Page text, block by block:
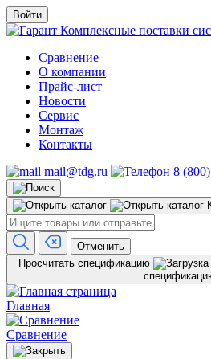
Войти
Комплексные поставки
Сравнение
О компании
Прайс-лист
Новости
Сервис
Монтаж
Контакты
mail@tdg.ru
8
Отменить
Просчитать спецификацию
Главная
Сравнение